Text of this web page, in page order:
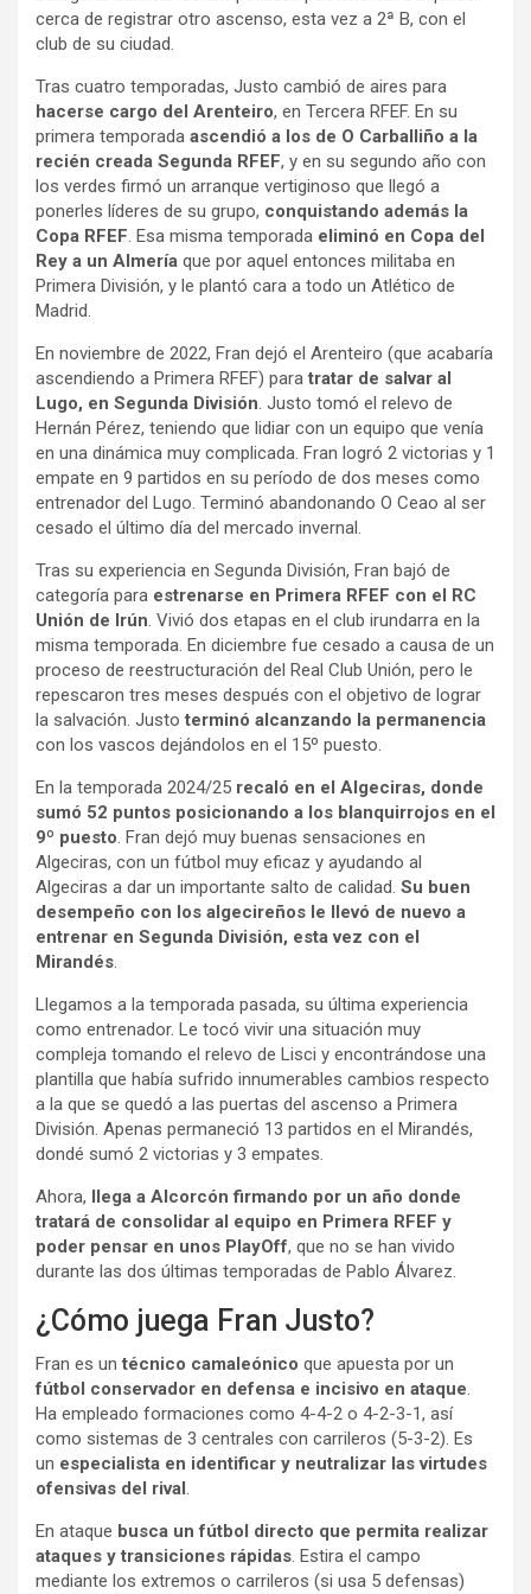
cerca de registrar otro ascenso, esta vez a 2ª B, con el
club de su ciudad.
Tras cuatro temporadas, Justo cambió de aires para
hacerse cargo del Arenteiro, en Tercera RFEF. En su
primera temporada ascendió a los de O Carballiño a la
recién creada Segunda RFEF, y en su segundo año con
los verdes firmó un arranque vertiginoso que llegó a
ponerles líderes de su grupo, conquistando además la
Copa RFEF. Esa misma temporada eliminó en Copa del
Rey a un Almería que por aquel entonces militaba en
Primera División, y le plantó cara a todo un Atlético de
Madrid.
En noviembre de 2022, Fran dejó el Arenteiro (que acabaría
ascendiendo a Primera RFEF) paratratar de salvar al
Lugo, en Segunda División. Justo tomó el relevo de
Hernán Pérez, teniendo que lidiar con un equipo que venía
en una dinámica muy complicada. Fran logró 2 victorias y 1
empate en 9 partidos en su período de dos meses como
entrenador del Lugo. Terminó abandonando O Ceao al ser
cesado el último día del mercado invernal.
Tras su experiencia en Segunda División, Fran bajó de
categoría para estrenarse en Primera RFEF con el RC
Unión de Irún. Vivió dos etapas en el club irundarra en la
misma temporada. En diciembre fue cesado a causa de un
proceso de reestructuración del Real Club Unión, pero le
repescaron tres meses después con el objetivo de lograr
la salvación. Justoterminó alcanzando la permanencia
con los vascos dejándolos en el 15º puesto.
En la temporada 2024/25 recaló en el Algeciras, donde
sumó 52 puntos posicionando a los blanquirrojos en el
9º puesto. Fran dejó muy buenas sensaciones en
Algeciras, con un fútbol muy eficaz y ayudando al
Algeciras a dar un importante salto de calidad. Su buen
desempeño con los algecireños le llevó de nuevo a
entrenar en Segunda División, esta vez con el
Mirandés.
Llegamos a la temporada pasada, su última experiencia
como entrenador. Le tocó vivir una situación muy
compleja tomando el relevo de Lisci y encontrándose una
plantilla que había sufrido innumerables cambios respecto
a la que se quedó a las puertas del ascenso a Primera
División. Apenas permaneció 13 partidos en el Mirandés,
dondé sumó 2 victorias y 3 empates.
Ahora,
llega a Alcorcón firmando por un año donde
tratará de consolidar al equipo en Primera RFEF y
poder pensar en unos PlayOff, que no se han vivido
durante las dos últimas temporadas de Pablo Álvarez.
¿Cómo juega Fran Justo?
Fran es untécnico camaleónico que apuesta por un
fútbol conservador en defensa e incisivo en ataque.
Ha empleado formaciones como 4-4-2 o 4-2-3-1, así
como sistemas de 3 centrales con carrileros (5-3-2). Es
un especialista en identificar y neutralizar las virtudes
ofensivas del rival .
En ataque busca un fútbol directo que permita realizar
ataques y transiciones rápidas. Estira el campo
mediante los extremos o carrileros (si usa 5 defensas)